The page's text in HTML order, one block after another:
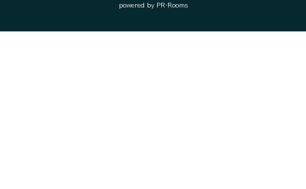
powered by PR-Rooms